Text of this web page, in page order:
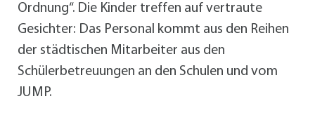
Ordnung“. Die Kinder treffen auf vertraute
Gesichter: Das Personal kommt aus den Reihen
der städtischen Mitarbeiter aus den
Schülerbetreuungen an den Schulen und vom
JUMP.